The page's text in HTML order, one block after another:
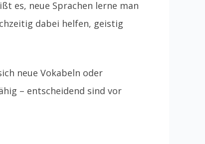
es, neue Sprachen lerne man
dabei helfen, geistig
neue Vokabeln oder
– entscheidend sind vor